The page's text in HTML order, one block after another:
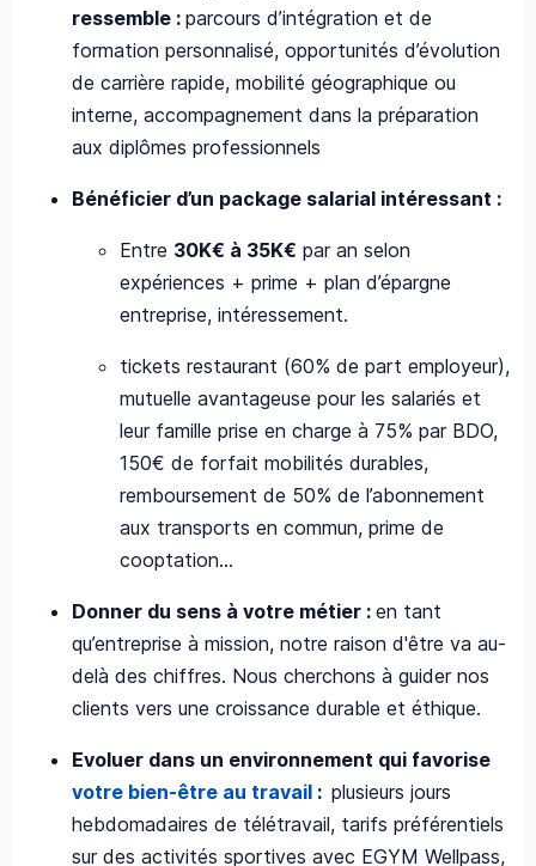
ressemble : parcours d’intégration et de
formation personnalisé, opportunités d’évolution
de carrière rapide, mobilité géographique ou
interne, accompagnement dans la préparation
aux diplômes professionnels
Bénéficier d’un package salarial intéressant :
Entre 30K€ à 35K€ par an selon
expériences + prime + plan d’épargne
entreprise, intéressement.
tickets restaurant (60% de part employeur),
mutuelle avantageuse pour les salariés et
leur famille prise en charge à 75% par BDO,
150€ de forfait mobilités durables,
remboursement de 50% de l’abonnement
aux transports en commun, prime de
cooptation…
Donner du sens à votre métier : en tant
qu’entreprise à mission, notre raison d'être va au-
delà des chiffres. Nous cherchons à guider nos
clients vers une croissance durable et éthique.
Evoluer dans un environnement qui favorise
votre bien-être au travail : plusieurs jours
hebdomadaires de télétravail, tarifs préférentiels
sur des activités sportives avec EGYM Wellpass,